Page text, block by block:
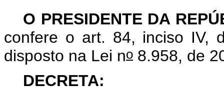
O PRESIDENTE DA
confere o art. 84, inciso IV,
disposto na Lei no 8.958, de
DECRETA: